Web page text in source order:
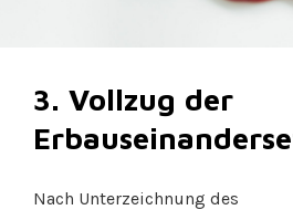
3. Vollzug der
Nach Unterzeichnung des